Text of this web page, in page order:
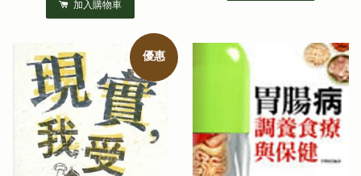
加入購物車
優惠